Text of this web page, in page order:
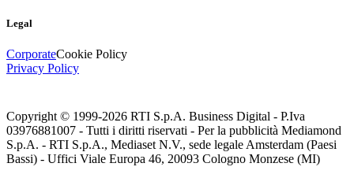
Legal
CorporateCookie Policy
Privacy Policy
Copyright © 1999-2026 RTI S.p.A. Business Digital - P.Iva
03976881007 - Tutti i diritti riservati - Per la pubblicità Mediamond
S.p.A. - RTI S.p.A., Mediaset N.V., sede legale Amsterdam (Paesi
Bassi) - Uffici Viale Europa 46, 20093 Cologno Monzese (MI)